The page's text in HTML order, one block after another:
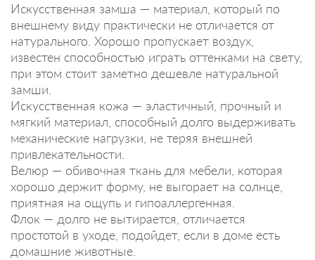
Искусственная замша — материал, который по
внешнему виду практически не отличается от
натурального. Хорошо пропускает воздух,
известен способностью играть оттенками на свету,
при этом стоит заметно дешевле натуральной
замши.
Искусственная кожа — эластичный, прочный и
мягкий материал, способный долго выдерживать
механические нагрузки, не теряя внешней
привлекательности.
Велюр — обивочная ткань для мебели, которая
хорошо держит форму, не выгорает на солнце,
приятная на ощупь и гипоаллергенная.
Флок — долго не вытирается, отличается
простотой в уходе, подойдет, если в доме есть
домашние животные.